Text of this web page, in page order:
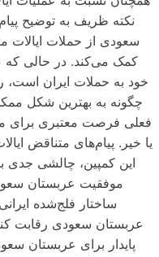
نکته ظریف به توضیح
سعودی از حملات ایالات
کمک می‌کند. در حالی
خود به حملات ایران است،
چگونه به بهترین شکل
فعلی فرصت معتبری برای
یا خیر. پیام‌های متناقض
این کمپین، چالشی جدی
موفقیت عربستان
ساختار فلج‌شده
عربستان سعودی رقابت
پایدار برای عربستان